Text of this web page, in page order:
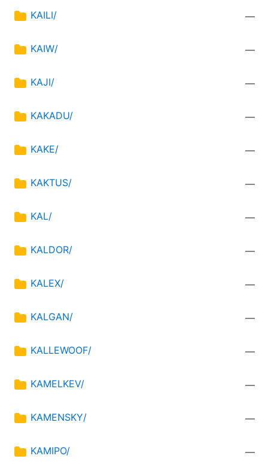
KAILI/ —
KAIW/ —
KAJI/ —
KAKADU/ —
KAKE/ —
KAKTUS/ —
KAL/ —
KALDOR/ —
KALEX/ —
KALGAN/ —
KALLEWOOF/ —
KAMELKEV/ —
KAMENSKY/ —
KAMIPO/ —